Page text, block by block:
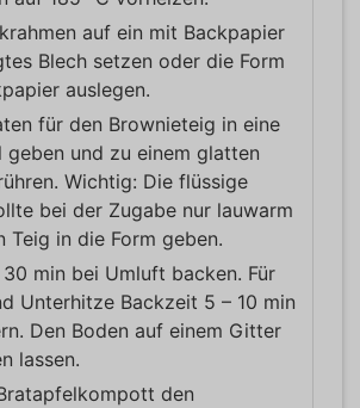
auf ein mit Backpapier
Blech setzen oder die Form
auslegen.
für den Brownieteig in eine
geben und zu einem glatten
Wichtig: Die flüssige
bei der Zugabe nur lauwarm
Teig in die Form geben.
min bei Umluft backen. Für
Unterhitze Backzeit 5 – 10 min
Den Boden auf einem Gitter
lassen.
den